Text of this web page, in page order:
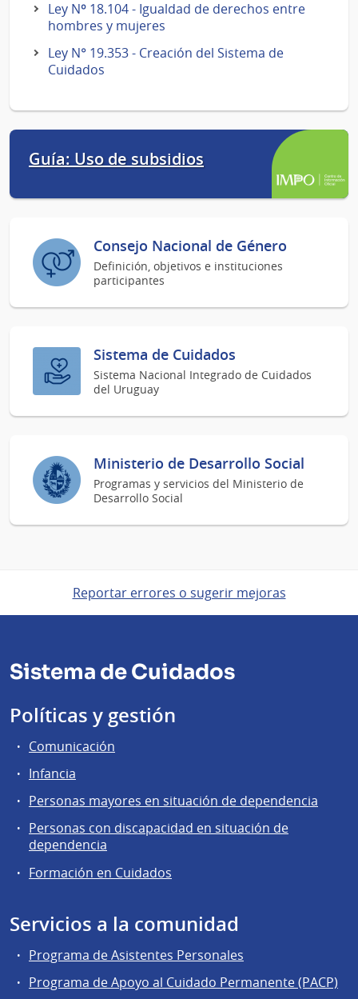
Ley Nº 18.104 - Igualdad de derechos entre
hombres y mujeres
Ley N° 19.353 - Creación del Sistema de
Cuidados
Guía: Uso de subsidios
Consejo Nacional de Género
Definición, objetivos e instituciones
participantes
Sistema de Cuidados
Sistema Nacional Integrado de Cuidados
del Uruguay
Ministerio de Desarrollo Social
Programas y servicios del Ministerio de
Desarrollo Social
Reportar errores o sugerir mejoras
Sistema de Cuidados
Políticas y gestión
Comunicación
Infancia
Personas mayores en situación de dependencia
Personas con discapacidad en situación de
dependencia
Formación en Cuidados
Servicios a la comunidad
Programa de Asistentes Personales
Programa de Apoyo al Cuidado Permanente (PACP)